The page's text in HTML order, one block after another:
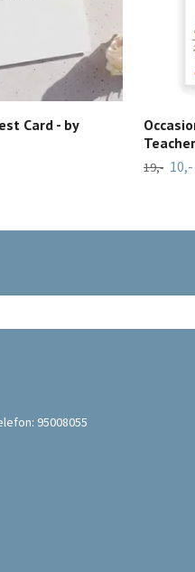
Card - by
Teacher
19,- 10,-
95008055